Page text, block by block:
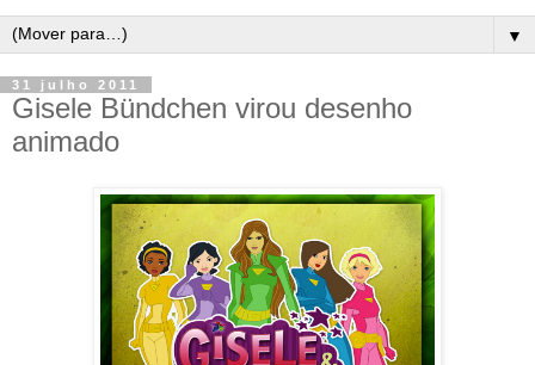
▼
31 julho 2011
Gisele Bündchen virou desenho
animado